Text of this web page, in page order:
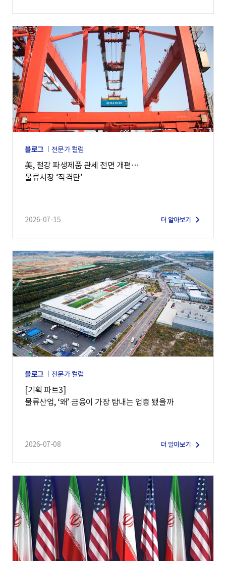
블로그 전문가 컬럼
美, 철강 파생제품 관세 전면 개편…
물류시장 ‘직격탄’
2026-07-15 더 알아보기
블로그 전문가 컬럼
[기획 파트3]
물류산업, ‘왜’ 금융이 가장 탐내는 업종 됐을까
2026-07-08 더 알아보기